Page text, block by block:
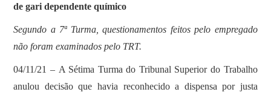
de gari dependente químico
Segundo a 7ª Turma, questionamentos feitos pelo empregado
não foram examinados pelo TRT.
04/11/21 – A Sétima Turma do Tribunal Superior do Trabalho
anulou decisão que havia reconhecido a dispensa por justa